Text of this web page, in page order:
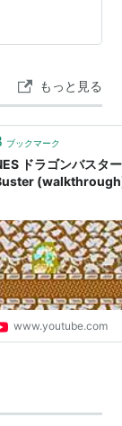
ター)たちの
が短調(マ
るゲームのひ
ピュータで発
にプレイステ
』などがあ
日発売）
」に収
力な剣技を
FC版では、
と表記され
もっと見る
ブックマーク
ドラゴンバスタ
www.youtube.com